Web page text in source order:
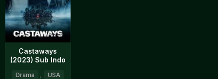
Castaways
(2023) Sub Indo
Drama USA